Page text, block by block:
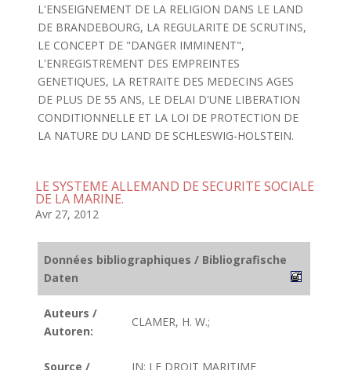
L'ENSEIGNEMENT DE LA RELIGION DANS LE LAND
DE BRANDEBOURG, LA REGULARITE DE SCRUTINS,
LE CONCEPT DE "DANGER IMMINENT",
L'ENREGISTREMENT DES EMPREINTES
GENETIQUES, LA RETRAITE DES MEDECINS AGES
DE PLUS DE 55 ANS, LE DELAI D'UNE LIBERATION
CONDITIONNELLE ET LA LOI DE PROTECTION DE
LA NATURE DU LAND DE SCHLESWIG-HOLSTEIN.
LE SYSTEME ALLEMAND DE SECURITE SOCIALE
DE LA MARINE.
Avr 27, 2012
Données bibliographiques / Bibliografische
Daten
Auteurs /
Autoren:
CLAMER, H. W.;
Source / IN: LE DROIT MARITIME